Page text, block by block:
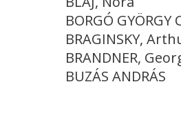
BORGÓ GYÖRGY
BRAGINSKY,
BRANDNER,
BUZÁS ANDRÁS